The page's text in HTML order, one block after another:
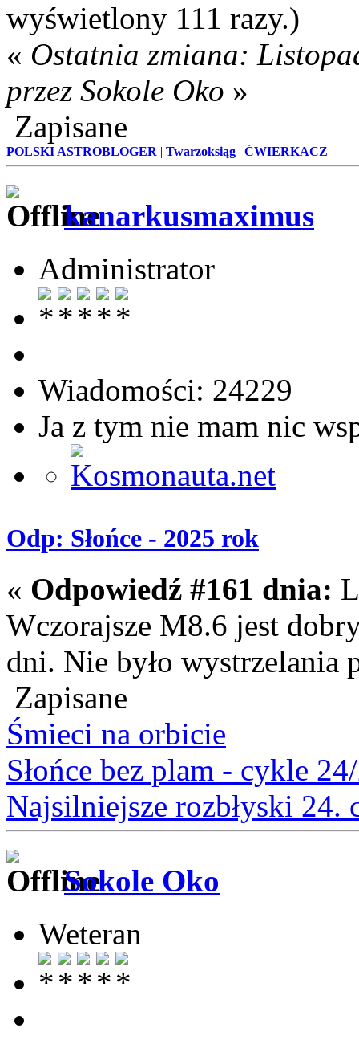
wyświetlony 111 razy.)
« Ostatnia zmiana:
przez Sokole Oko »
Zapisane
POLSKI ASTROBLOGER | Twarzoksiąg | ĆWIERKACZ
kanarkusmaximus
Administrator
Wiadomości: 24229
Ja z tym nie mam nic
Odp: Słońce - 2025 rok
« Odpowiedź #161 dnia:
Wczorajsze M8.6 jest
dni. Nie było wystrzelania
Zapisane
Śmieci na orbicie
Słońce bez plam - cykle
Najsilniejsze rozbłyski 24.
Sokole Oko
Weteran